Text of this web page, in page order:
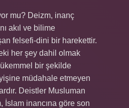
mu? Deizm, inanç
akıl ve bilime
felsefi-dini bir harekettir.
her şey dahil olmak
bir şekilde
müdahale etmeyen
Deistler Musluman
İslam inancına göre son